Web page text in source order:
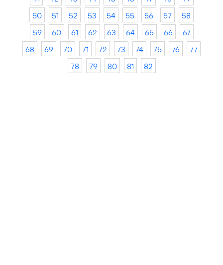
50
51 52 53 54 55 56 57
58
59
60 61 62 63 64 65 66
67
68
69 70 71 72 73 74 75 76
77
78
79 80 81 82